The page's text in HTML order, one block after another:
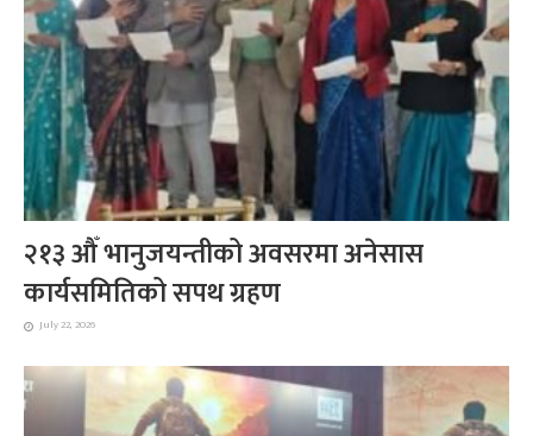
२१३ औँ भानुजयन्तीको अवसरमा अनेसास
कार्यसमितिको सपथ ग्रहण
July 22, 2026